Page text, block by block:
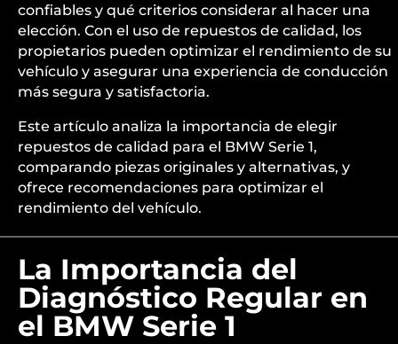
confiables y qué criterios considerar al hacer una
elección. Con el uso de repuestos de calidad, los
propietarios pueden optimizar el rendimiento de su
vehículo y asegurar una experiencia de conducción
más segura y satisfactoria.
Este artículo analiza la importancia de elegir
repuestos de calidad para el BMW Serie 1,
comparando piezas originales y alternativas, y
ofrece recomendaciones para optimizar el
rendimiento del vehículo.
La Importancia del
Diagnóstico Regular en
el BMW Serie 1